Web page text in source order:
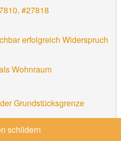
#27818
erfolgreich Widerspruch
Wohnraum
Grundstücksgrenze
schildern